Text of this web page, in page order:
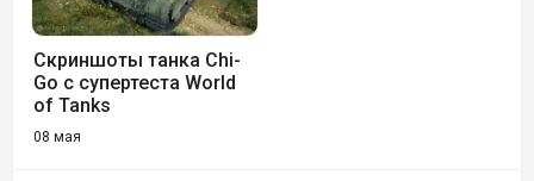
Скриншоты танка Chi-
Go с супертеста World
of Tanks
08 мая